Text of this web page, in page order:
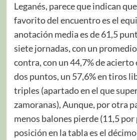
Leganés, parece que indican
favorito del encuentro es el
anotación media es de 61,5
siete jornadas, con un
contra, con un 44,7% de
dos puntos, un 57,6% en tiros
triples (apartado en el que
zamoranas), Aunque, por otra
menos balones pierde (11,5
posición en la tabla es el